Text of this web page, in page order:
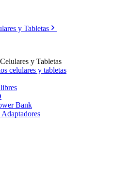
y Tabletas
y Tabletas
celulares y tabletas
Bank